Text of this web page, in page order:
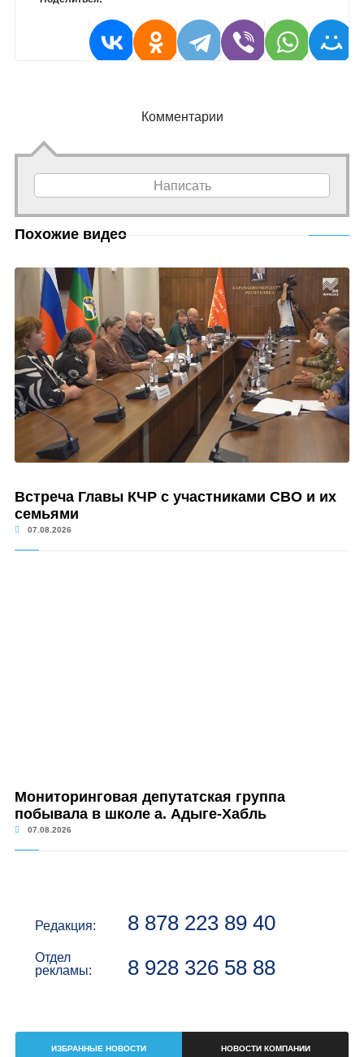
Комментарии
Написать
Похожие видео
Встреча Главы КЧР с участниками СВО и их
семьями
07.08.2026
Мониторинговая депутатская группа
побывала в школе а. Адыге-Хабль
07.08.2026
Редакция: 8 878 223 89 40
Отдел
рекламы:
8 928 326 58 88
ИЗБРАННЫЕ НОВОСТИ НОВОСТИ КОМПАНИИ